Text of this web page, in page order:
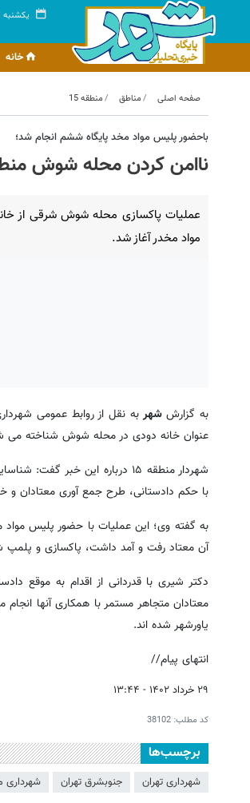
یکشنبه ۱۸ مرداد ۱۴۰۵
خانه
صفحه اصلی مناطق منطقه 15
باحضور پلیس مواد مخد پایگاه ششم انجام شد؛
ناامن کردن محله شوش منطقه ۱۵ برای استعمال
عملیات پاکسازی محله شوش شرقی از
مواد مخدر آغاز شد.
به گزارششهر
عنوان خانه دودی در محله شوش شناخته می
شهردار منطقه ۱۵ درباره این
با حکم دادستانی، طرح جمع آوری معتادان و
آن معتاد رفت و آمد داشت، پاکسازی و
دکتر شیری با قدردانی از اقدام به موقع
یاورشهر شده اند.
انتهای پیام//
۲۹ خرداد ۱۴۰۲ - ۱۳:۴۴
کد مطلب: 38102
برچسب‌ها
شهرداری تهران جنوبشرق تهران شهرداری